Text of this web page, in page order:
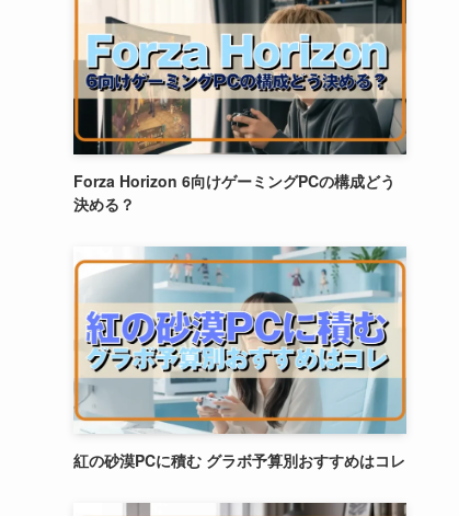
Forza Horizon 6向けゲーミングPCの構成どう
決める？
紅の砂漠PCに積む グラボ予算別おすすめはコレ